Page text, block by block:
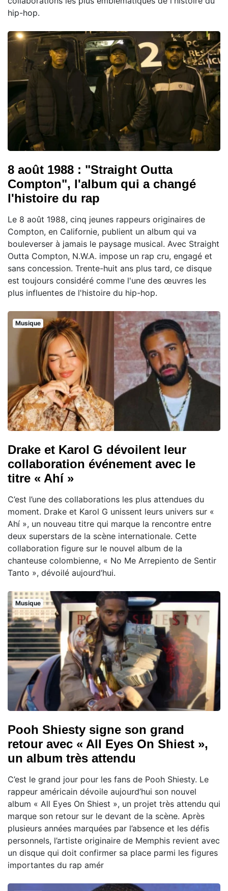
hip-hop.
8 août 1988 : "Straight Outta
Compton", l'album qui a changé
l'histoire du rap
Le 8 août 1988, cinq jeunes rappeurs originaires de
Compton, en Californie, publient un album qui va
bouleverser à jamais le paysage musical. Avec Straight
Outta Compton, N.W.A. impose un rap cru, engagé et
sans concession. Trente-huit ans plus tard, ce disque
est toujours considéré comme l'une des œuvres les
plus influentes de l'histoire du hip-hop.
Musique
Drake et Karol G dévoilent leur
collaboration événement avec le
titre « Ahí »
C’est l’une des collaborations les plus attendues du
moment. Drake et Karol G unissent leurs univers sur «
Ahí », un nouveau titre qui marque la rencontre entre
deux superstars de la scène internationale. Cette
collaboration figure sur le nouvel album de la
chanteuse colombienne, « No Me Arrepiento de Sentir
Tanto », dévoilé aujourd’hui.
Musique
Pooh Shiesty signe son grand
retour avec « All Eyes On Shiest »,
un album très attendu
C’est le grand jour pour les fans de Pooh Shiesty. Le
rappeur américain dévoile aujourd’hui son nouvel
album « All Eyes On Shiest », un projet très attendu qui
marque son retour sur le devant de la scène. Après
plusieurs années marquées par l’absence et les défis
personnels, l’artiste originaire de Memphis revient avec
un disque qui doit confirmer sa place parmi les figures
importantes du rap amér